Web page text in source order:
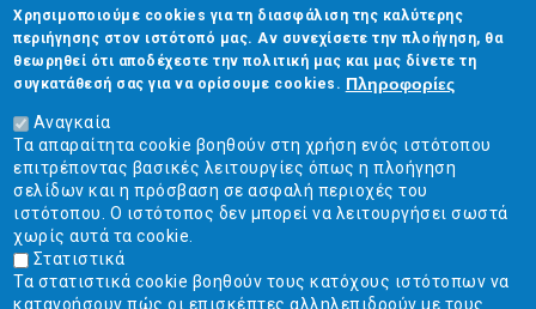
CAPTCHA
This
question is
for testing
whether or
not you are a
human visitor
and to
prevent
automated
spam
submissions.
5+2
Επικοινωνία
Στουρνάρη 17, Αθήνα 10683
2103304444
info@ekpizo.gr
www.ekpizo.gr
Δευ - Πεμ:10:00 πμ - 2:00 μμ
Χρησιμοποιούμε cookies για τη διασφάλιση της καλύτερης
περιήγησης στον ιστότοπό μας. Αν συνεχίσετε την πλοήγηση, θα
θεωρηθεί ότι αποδέχεστε την πολιτική μας και μας δίνετε τη
συγκατάθεσή σας για να ορίσουμε cookies. Πληροφορίες
Αναγκαία
Τα απαραίτητα cookie βοηθούν στη χρήση ενός ιστότοπου
επιτρέποντας βασικές λειτουργίες όπως η πλοήγηση
σελίδων και η πρόσβαση σε ασφαλή περιοχές του
ιστότοπου. Ο ιστότοπος δεν μπορεί να λειτουργήσει σωστά
χωρίς αυτά τα cookie.
Στατιστικά
Τα στατιστικά cookie βοηθούν τους κατόχους ιστότοπων να
κατανοήσουν πώς οι επισκέπτες αλληλεπιδρούν με τους